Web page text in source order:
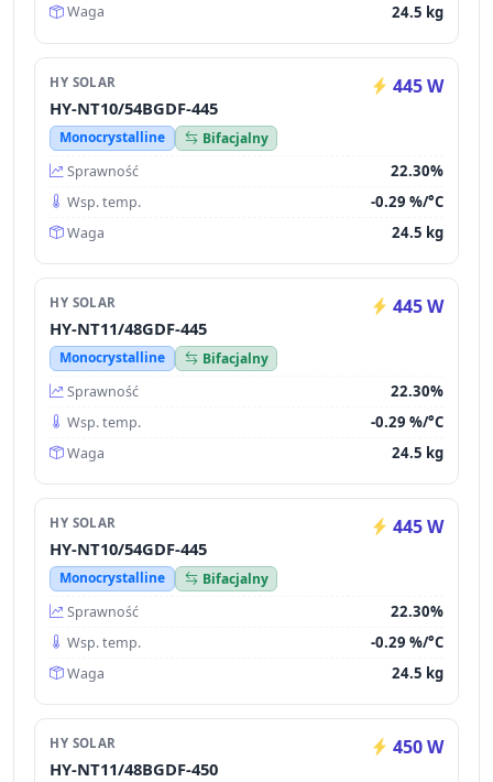
Waga 24.5 kg
HY SOLAR 445 W
HY-NT10/54BGDF-445
Monocrystalline
Bifacjalny
Sprawność
22.30%
Wsp. temp. -0.29 %/°C
Waga 24.5 kg
HY SOLAR 445 W
HY-NT11/48GDF-445
Monocrystalline
Bifacjalny
Sprawność
22.30%
Wsp. temp. -0.29 %/°C
Waga 24.5 kg
HY SOLAR 445 W
HY-NT10/54GDF-445
Monocrystalline
Bifacjalny
Sprawność
22.30%
Wsp. temp. -0.29 %/°C
Waga 24.5 kg
HY SOLAR 450 W
HY-NT11/48BGDF-450